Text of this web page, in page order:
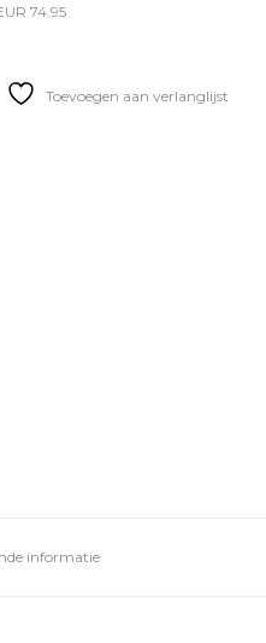
74.95
Toevoegen aan verlanglijst
informatie